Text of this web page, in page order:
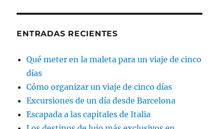
ENTRADAS RECIENTES
Qué meter en la maleta para un viaje de cinco
días
Cómo organizar un viaje de cinco días
Excursiones de un día desde Barcelona
Escapada a las capitales de Italia